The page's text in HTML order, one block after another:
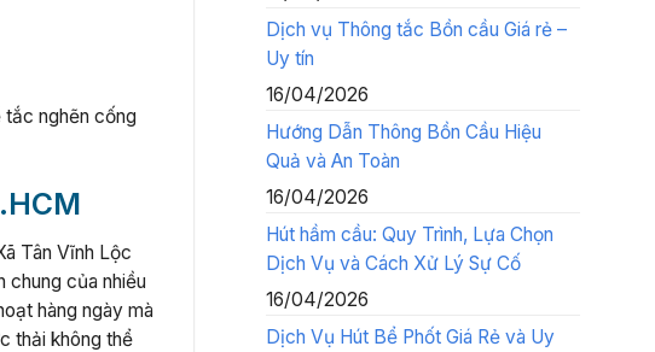
tắc nghẽn cống
Tân Vĩnh Lộc
chung của nhiều
hàng ngày mà
thải không thể
Dịch vụ Thông tắc Bồn cầu Giá rẻ –
Uy tín
16/04/2026
Hướng Dẫn Thông Bồn Cầu Hiệu
Quả và An Toàn
16/04/2026
Hút hầm cầu: Quy Trình, Lựa Chọn
Dịch Vụ và Cách Xử Lý Sự Cố
16/04/2026
Dịch Vụ Hút Bể Phốt Giá Rẻ và Uy